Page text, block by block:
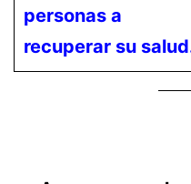
personas a
recuperar su